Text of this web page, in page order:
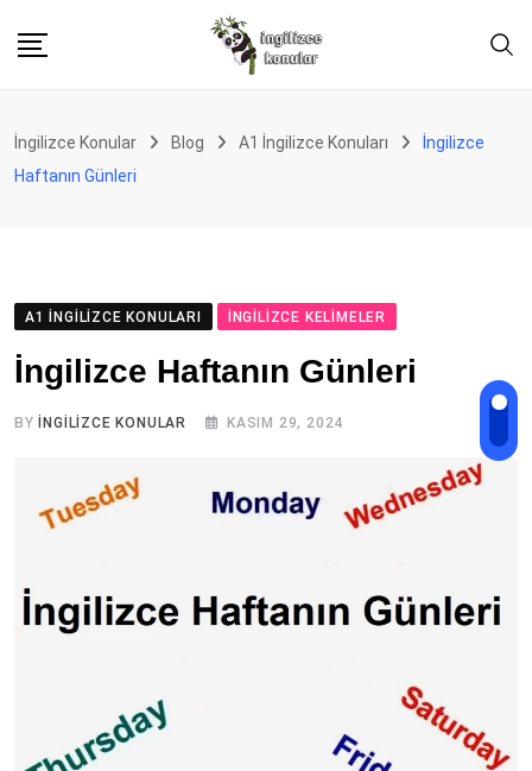
İngilizce Konular Blog A1 İngilizce Konuları
İngilizce
Haftanın Günleri
A1 İNGILIZCE KONULARI İNGILIZCE KELIMELER
İngilizce Haftanın Günleri
BY İNGILIZCE KONULAR KASIM 29, 2024